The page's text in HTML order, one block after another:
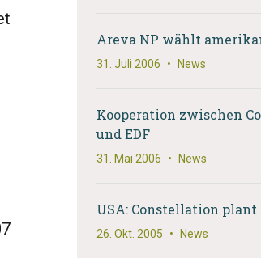
Areva NP wählt
31. Juli 2006 • News
Kooperation zwischen
und EDF
31. Mai 2006 • News
USA: Constellation
26. Okt. 2005 • News